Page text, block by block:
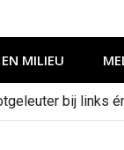
MILIEU
bij links